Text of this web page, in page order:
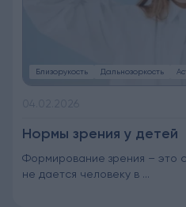
Близорукость Дальнозоркость
Нормы зрения у детей
Формирование зрения – это
не дается человеку в ...